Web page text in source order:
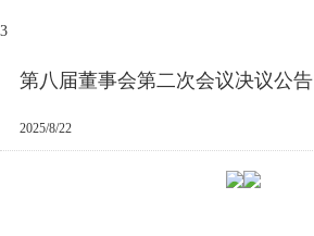
3
第八届董事会第二次会议决议公告
2025/8/22